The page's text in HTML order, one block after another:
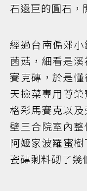
石還巨的圓石，
經過台南偏郊
菌菇，細看是
賽克磚，於是
天撿菜專用尊
格彩馬賽克以
壁三合院室內
阿嬤家波羅蜜
瓷磚剩料砌了幾